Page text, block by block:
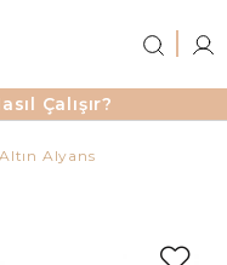
Çalışır?
Alyans